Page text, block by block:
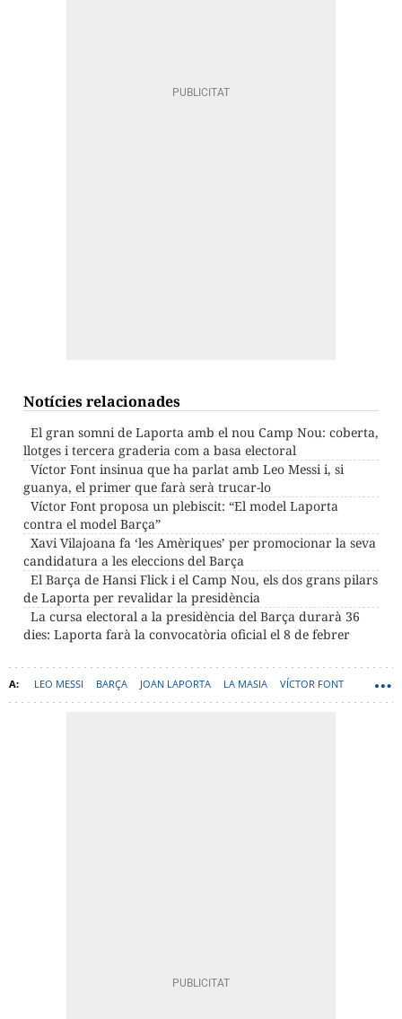
Notícies relacionades
El gran somni de Laporta amb el nou Camp Nou: coberta,
llotges i tercera graderia com a basa electoral
Víctor Font insinua que ha parlat amb Leo Messi i, si
guanya, el primer que farà serà trucar-lo
Víctor Font proposa un plebiscit: “El model Laporta
contra el model Barça”
Xavi Vilajoana fa ‘les Amèriques’ per promocionar la seva
candidatura a les eleccions del Barça
El Barça de Hansi Flick i el Camp Nou, els dos grans pilars
de Laporta per revalidar la presidència
La cursa electoral a la presidència del Barça durarà 36
dies: Laporta farà la convocatòria oficial el 8 de febrer
LEO MESSI BARÇA JOAN LAPORTA LA MASIA VÍCTOR FONT